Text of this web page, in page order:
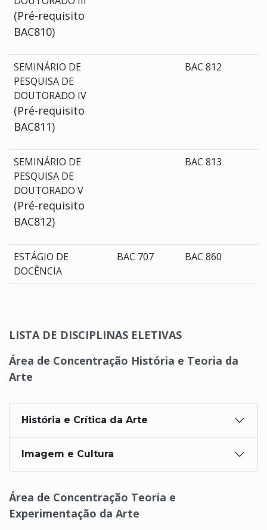
(Pré-requisito
BAC810)
SEMINÁRIO DE
PESQUISA DE
DOUTORADO IV
(Pré-requisito
BAC811)
BAC 812
SEMINÁRIO DE
PESQUISA DE
DOUTORADO V
(Pré-requisito
BAC812)
BAC 813
ESTÁGIO DE
DOCÊNCIA
BAC 707 BAC 860
LISTA DE DISCIPLINAS ELETIVAS
Área de Concentração História e Teoria da
Arte
História e Crítica da Arte
Imagem e Cultura
Área de Concentração Teoria e
Experimentação da Arte